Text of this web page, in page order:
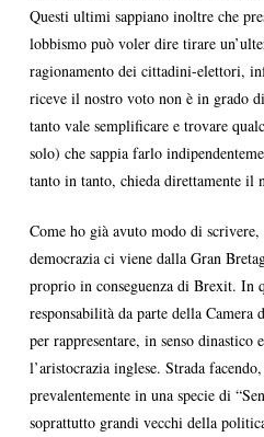
Questi ultimi sappiano inoltre che
lobbismo può voler dire tirare
ragionamento dei cittadini-elettori,
riceve il nostro voto non è in grado
tanto vale semplificare e trovare
solo) che sappia farlo
tanto in tanto, chieda direttamente il
Come ho già avuto modo di
democrazia ci viene dalla Gran
proprio in conseguenza di Brexit. In
responsabilità da parte della
per rappresentare, in senso
l’aristocrazia inglese. Strada
prevalentemente in una specie di
soprattutto grandi vecchi della